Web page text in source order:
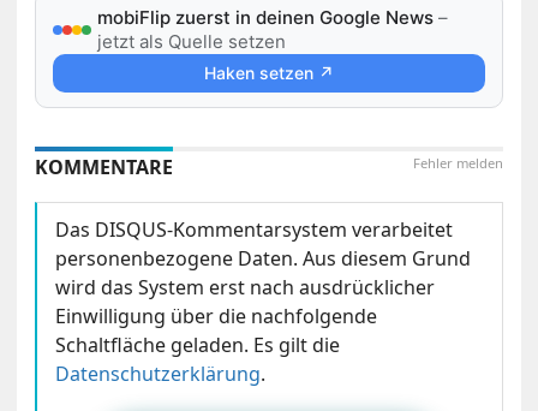
mobiFlip zuerst in deinen Google News –
jetzt als Quelle setzen
Haken setzen ↗
Fehler melden
KOMMENTARE
Das DISQUS-Kommentarsystem verarbeitet
personenbezogene Daten. Aus diesem Grund
wird das System erst nach ausdrücklicher
Einwilligung über die nachfolgende
Schaltfläche geladen. Es gilt die
Datenschutzerklärung.